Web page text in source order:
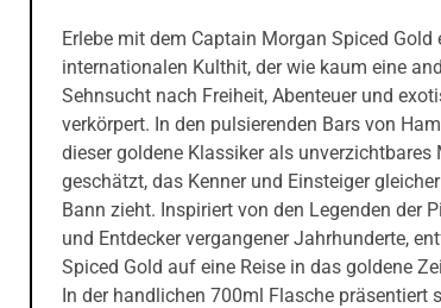
Erlebe mit dem Captain Morgan Spiced Gold
internationalen Kulthit, der wie kaum eine
Sehnsucht nach Freiheit, Abenteuer und
verkörpert. In den pulsierenden Bars von
dieser goldene Klassiker als unverzichtbares
geschätzt, das Kenner und Einsteiger
Bann zieht. Inspiriert von den Legenden der
und Entdecker vergangener Jahrhunderte,
Spiced Gold auf eine Reise in das goldene
In der handlichen 700ml Flasche präsentiert